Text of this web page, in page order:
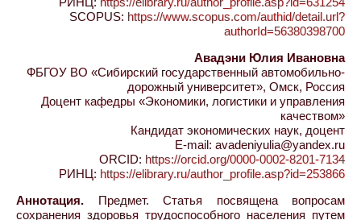
SCOPUS: https://www.scopus.com/authid/detail.url?
authorId=56380398700
Авадэни Юлия Ивановна
ФБГОУ ВО «Сибирский государственный автомобильно-
дорожный университет», Омск, Россия
Доцент кафедры «Экономики, логистики и управления
качеством»
Кандидат экономических наук, доцент
E-mail: avadeniyulia@yandex.ru
ORCID: https://orcid.org/0000-0002-8201-7134
РИНЦ: https://elibrary.ru/author_profile.asp?id=253866
Аннотация. Предмет. Статья посвящена вопросам
сохранения здоровья трудоспособного населения путем